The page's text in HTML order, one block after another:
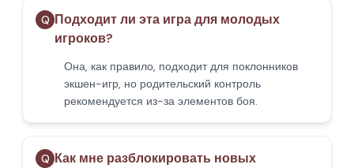
Q Подходит ли эта игра для молодых
игроков?
Она, как правило, подходит для поклонников
экшен-игр, но родительский контроль
рекомендуется из-за элементов боя.
Q Как мне разблокировать новых